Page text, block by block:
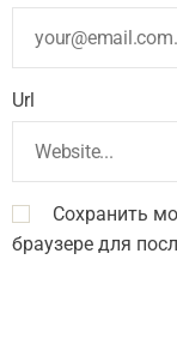
Url
Сохранить
браузере для